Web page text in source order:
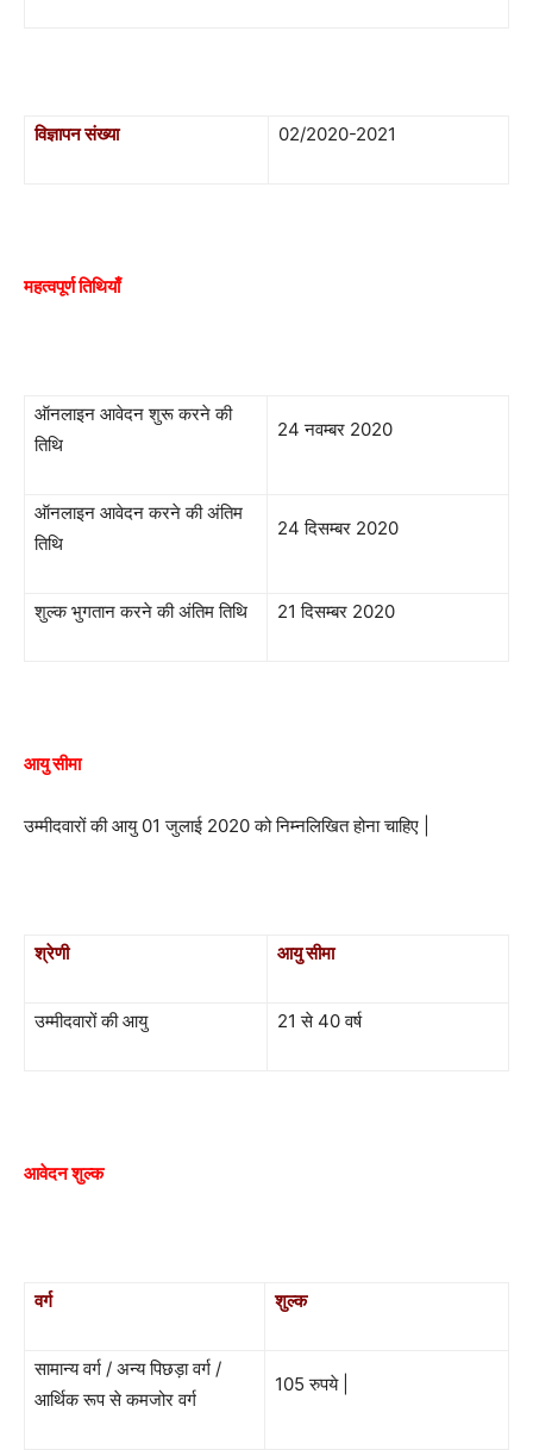
विज्ञापन संख्या 02/2020-2021
महत्वपूर्ण तिथियाँ
ऑनलाइन आवेदन शुरू करने की
तिथि
24 नवम्बर 2020
ऑनलाइन आवेदन करने की अंतिम
तिथि
24 दिसम्बर 2020
शुल्क भुगतान करने की अंतिम तिथि 21 दिसम्बर 2020
आयु सीमा
उम्मीदवारों की आयु 01 जुलाई 2020 को निम्नलिखित होना चाहिए |
श्रेणी आयु सीमा
उम्मीदवारों की आयु 21 से 40 वर्ष
आवेदन शुल्क
वर्ग शुल्क
सामान्य वर्ग / अन्य पिछड़ा वर्ग /
आर्थिक रूप से कमजोर वर्ग
105 रुपये |